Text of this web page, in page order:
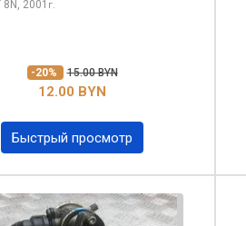
8N, 2001 г.
-20% 15.00 BYN
12.00 BYN
Быстрый просмотр